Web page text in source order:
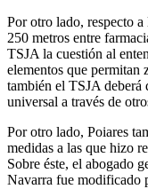
Por otro lado, respecto
250 metros entre
TSJA la cuestión al
elementos que permitan
también el TSJA deberá
universal a través de
Por otro lado, Poiares
medidas a las que hizo
Sobre éste, el abogado
Navarra fue modificado